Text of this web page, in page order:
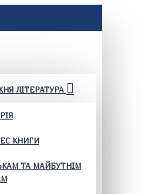
ЛІТЕРАТУРА
КНИГИ
ТА МАЙБУТНІМ